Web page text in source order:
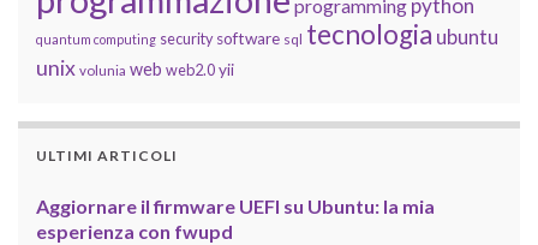
programming python
quantum computing security software sql tecnologia ubuntu
unix volunia web web2.0 yii
ULTIMI ARTICOLI
Aggiornare il firmware UEFI su Ubuntu: la mia
esperienza con fwupd